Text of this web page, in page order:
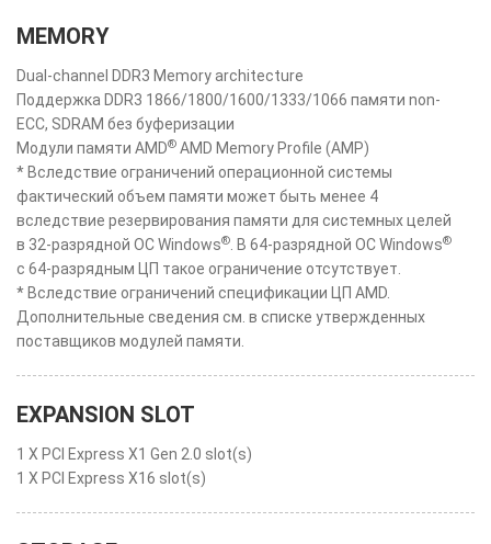
MEMORY
Dual-channel DDR3 Memory architecture
Поддержка DDR3 1866/1800/1600/1333/1066 памяти non-
ECC, SDRAM без буферизации
Модули памяти AMD® AMD Memory Profile (AMP)
* Вследствие ограничений операционной системы
фактический объем памяти может быть менее 4
вследствие резервирования памяти для системных целей
в 32-разрядной ОС Windows® . В 64-разрядной ОС Windows®
с 64-разрядным ЦП такое ограничение отсутствует.
* Вследствие ограничений спецификации ЦП AMD.
Дополнительные сведения см. в списке утвержденных
поставщиков модулей памяти.
EXPANSION SLOT
1 X PCI Express X1 Gen 2.0 slot(s)
1 X PCI Express X16 slot(s)